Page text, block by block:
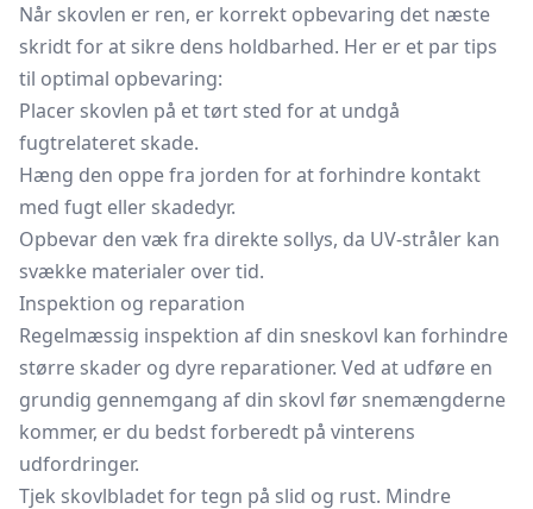
Når skovlen er ren, er korrekt opbevaring det næste
skridt for at sikre dens holdbarhed. Her er et par tips
til optimal opbevaring:
Placer skovlen på et tørt sted for at undgå
fugtrelateret skade.
Hæng den oppe fra jorden for at forhindre kontakt
med fugt eller skadedyr.
Opbevar den væk fra direkte sollys, da UV-stråler kan
svække materialer over tid.
Inspektion og reparation
Regelmæssig inspektion af din sneskovl kan forhindre
større skader og dyre reparationer. Ved at udføre en
grundig gennemgang af din skovl før snemængderne
kommer, er du bedst forberedt på vinterens
udfordringer.
Tjek skovlbladet for tegn på slid og rust. Mindre